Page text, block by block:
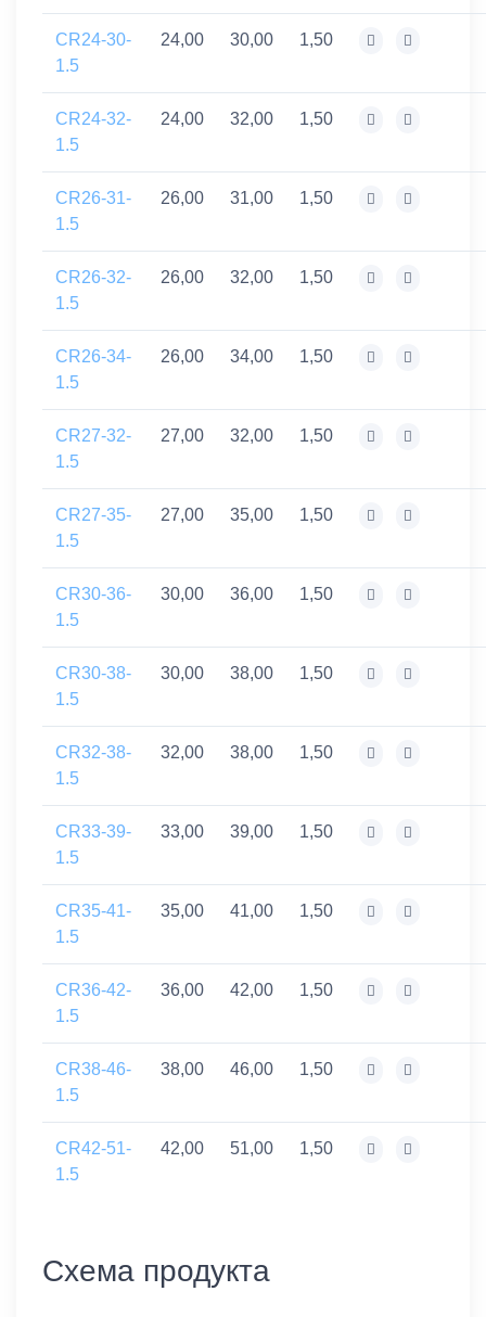
CR24-30-
1.5
24,00 30,00 1,50
CR24-32-
1.5
24,00 32,00 1,50
CR26-31-
1.5
26,00 31,00 1,50
CR26-32-
1.5
26,00 32,00 1,50
CR26-34-
1.5
26,00 34,00 1,50
CR27-32-
1.5
27,00 32,00 1,50
CR27-35-
1.5
27,00 35,00 1,50
CR30-36-
1.5
30,00 36,00 1,50
CR30-38-
1.5
30,00 38,00 1,50
CR32-38-
1.5
32,00 38,00 1,50
CR33-39-
1.5
33,00 39,00 1,50
CR35-41-
1.5
35,00 41,00 1,50
CR36-42-
1.5
36,00 42,00 1,50
CR38-46-
1.5
38,00 46,00 1,50
CR42-51-
1.5
42,00 51,00 1,50
Схема продукта